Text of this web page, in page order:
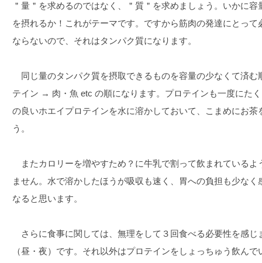
＂量＂を求めるのではなく、＂質＂を求めましょう。いかに
を摂れるか！これがテーマです。ですから筋肉の発達にとっ
ならないので、それはタンパク質になります。
同じ量のタンパク質を摂取できるものを容量の少なくて済
テイン → 肉・魚 etc の順になります。プロテインも一度にた
の良いホエイプロテインを水に溶かしておいて、こまめにお
う。
またカロリーを増やすため？に牛乳で割って飲まれているよ
ません。水で溶かしたほうが吸収も速く、胃への負担も少な
なると思います。
さらに食事に関しては、無理をして３回食べる必要性を感じ
（昼・夜）です。それ以外はプロテインをしょっちゅう飲ん